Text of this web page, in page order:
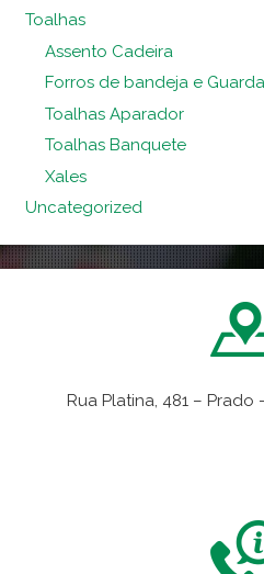
Toalhas
Assento Cadeira
Forros de bandeja e
Toalhas Aparador
Toalhas Banquete
Xales
Uncategorized
Rua Platina, 481 –